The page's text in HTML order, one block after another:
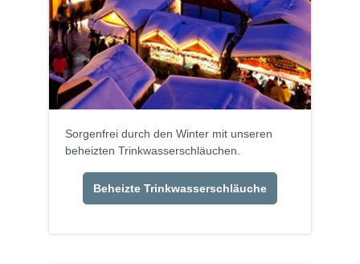
Sorgenfrei durch den Winter mit unseren
beheizten Trinkwasserschläuchen.
Beheizte Trinkwasserschläuche